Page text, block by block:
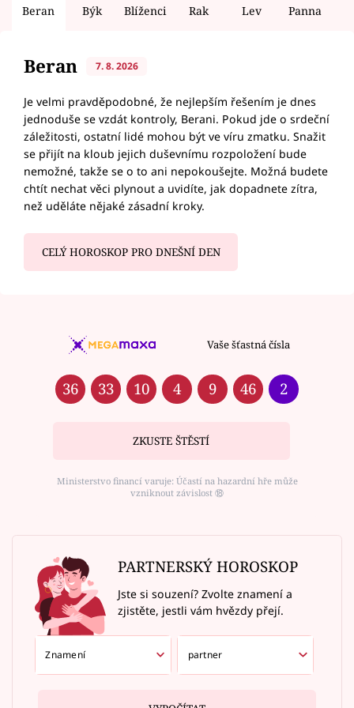
Beran Býk Blíženci Rak Lev Panna
Beran 7. 8. 2026
Je velmi pravděpodobné, že nejlepším řešením je dnes
jednoduše se vzdát kontroly, Berani. Pokud jde o srdeční
záležitosti, ostatní lidé mohou být ve víru zmatku. Snažit
se přijít na kloub jejich duševnímu rozpoložení bude
nemožné, takže se o to ani nepokoušejte. Možná budete
chtít nechat věci plynout a uvidíte, jak dopadnete zítra,
než uděláte nějaké zásadní kroky.
CELÝ HOROSKOP PRO DNEŠNÍ DEN
Vaše šťastná čísla
36 33 10 4 9 46 2
ZKUSTE ŠTĚSTÍ
Ministerstvo financí varuje: Účastí na hazardní hře může
vzniknout závislost ⑱
PARTNERSKÝ HOROSKOP
Jste si souzení? Zvolte znamení a
zjistěte, jestli vám hvězdy přejí.